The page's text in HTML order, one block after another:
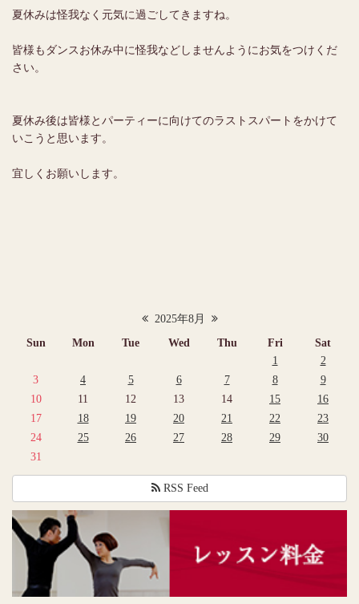
2025年8月
Sun
Mon Tue Wed Thu Fri
Sat
1
2
3
4 5 6 7 8
9
10
11 12 13 14 15
16
17
18 19 20 21 22
23
24
25 26 27 28 29
30
31
RSS Feed
夏休みは怪我なく元気に過ごしてきますね。
皆様もダンスお休み中に怪我などしませんようにお気をつけくだ
さい。
夏休み後は皆様とパーティーに向けてのラストスパートをかけて
いこうと思います。
宜しくお願いします。